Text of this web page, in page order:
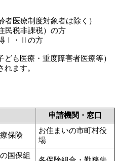
医療制度対象者は除く）
税非課税）の方
Ⅰ・Ⅱの方
も医療・重度障害者医療等）
ます。
申請機関・窓口
保険
お住まいの市町村役
場
国保組